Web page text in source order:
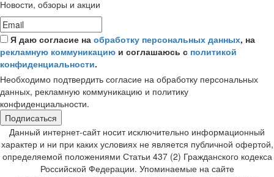
Новости, обзоры и акции
Я даю согласие на обработку персональных данных, на
рекламную коммуникацию и соглашаюсь с политикой
конфиденциальности.
Необходимо подтвердить согласие на обработку персональных
данных, рекламную коммуникацию и политику
конфиденциальности.
Подписаться
Данный интернет-сайт носит исключительно информационный
характер и ни при каких условиях не является публичной офертой,
определяемой положениями Статьи 437 (2) Гражданского кодекса
Российской Федерации. Упоминаемые на сайте